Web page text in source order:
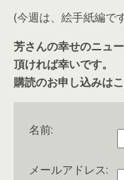
(今週は、絵手紙編で
芳さんの幸せのニュ
頂ければ幸いです。
購読のお申し込みは
名前:
メールアドレス: